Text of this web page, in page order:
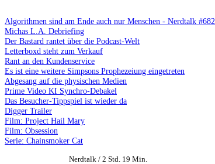
Algorithmen sind am Ende auch nur Menschen - Nerdtalk #682
Michas L.A. Debriefing
Der Bastard rantet über die Podcast-Welt
Letterboxd steht zum Verkauf
Rant an den Kundenservice
Es ist eine weitere Simpsons Prophezeiung eingetreten
Abgesang auf die physischen Medien
Prime Video KI Synchro-Debakel
Das Besucher-Tippspiel ist wieder da
Digger Trailer
Film: Project Hail Mary
Film: Obsession
Serie: Chainsmoker Cat
Nerdtalk / 2 Std. 19 Min.